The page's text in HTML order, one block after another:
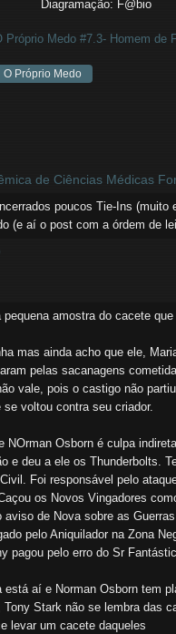
Diagramação: F@bio
Próprio Medo #7.3- Homem de
O Próprio Medo
de Ciências Médicas
poucos Tie-Ins (muito
(e aí o post com a órdem de
pequena amostra do cacete
mas ainda acho que ele,
pelas sacanagens
vale, pois o castigo não
voltou contra seu criador.
NOrman Osborn é culpa
e deu a ele os Thunderbolts.
Foi responsável pelo
os Novos Vingadores
aviso de Nova sobre as
pelo Aniquilador na Zona
pagou pelo erro do Sr
está aí e Norman Osborn tem
Tony Stark não se lembra das
levar um cacete daqueles